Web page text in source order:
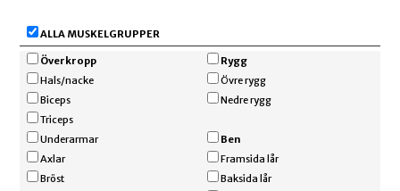
ALLA MUSKELGRUPPER
Överkropp
Hals/nacke
Biceps
Triceps
Underarmar
Axlar
Bröst
Rygg
Övre rygg
Nedre rygg
Ben
Framsida lår
Baksida lår